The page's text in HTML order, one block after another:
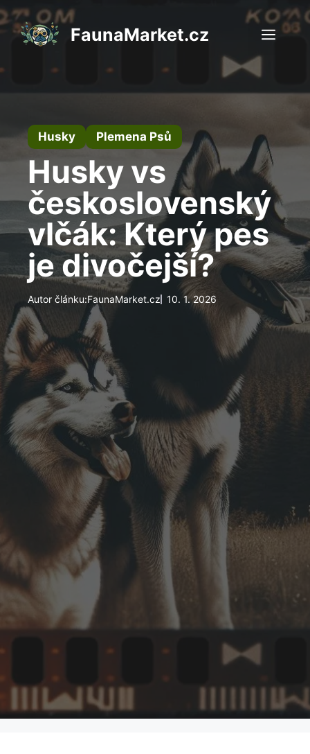
Přeskočit
na
obsah
FaunaMarket.cz
Husky Plemena Psů
Husky vs
československý
vlčák: Který pes
je divočejší?
Autor článku:FaunaMarket.cz 10. 1. 2026